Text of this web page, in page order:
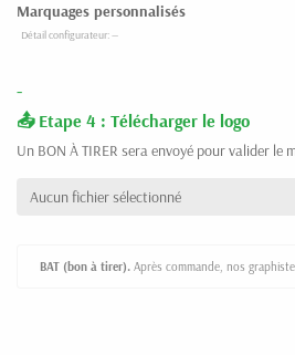
Marquages personnalisés
-
Etape 4 : Télécharger le logo
Un BON À TIRER sera envoyé pour valider le
Aucun fichier sélectionné
BAT (bon à tirer). Après commande, nos